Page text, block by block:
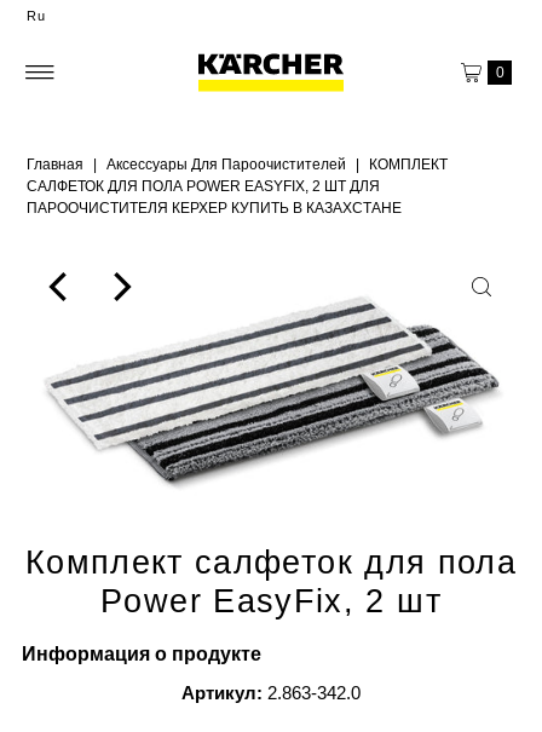
Ru
0
Главная | Аксессуары Для Пароочистителей |
КОМПЛЕКТ
САЛФЕТОК ДЛЯ ПОЛА POWER EASYFIX, 2 ШТ ДЛЯ
ПАРООЧИСТИТЕЛЯ КЕРХЕР КУПИТЬ В КАЗАХСТАНЕ
Комплект салфеток для пола
Power EasyFix, 2 шт
Информация о продукте
Артикул: 2.863-342.0